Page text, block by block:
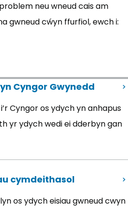
neu wneud cais am
gwneud cẃyn ffurfiol, ewch i:
Cyngor Gwynedd
Cyngor os ydych yn anhapus
yr ydych wedi ei dderbyn gan
cymdeithasol
os ydych eisiau gwneud cwyn